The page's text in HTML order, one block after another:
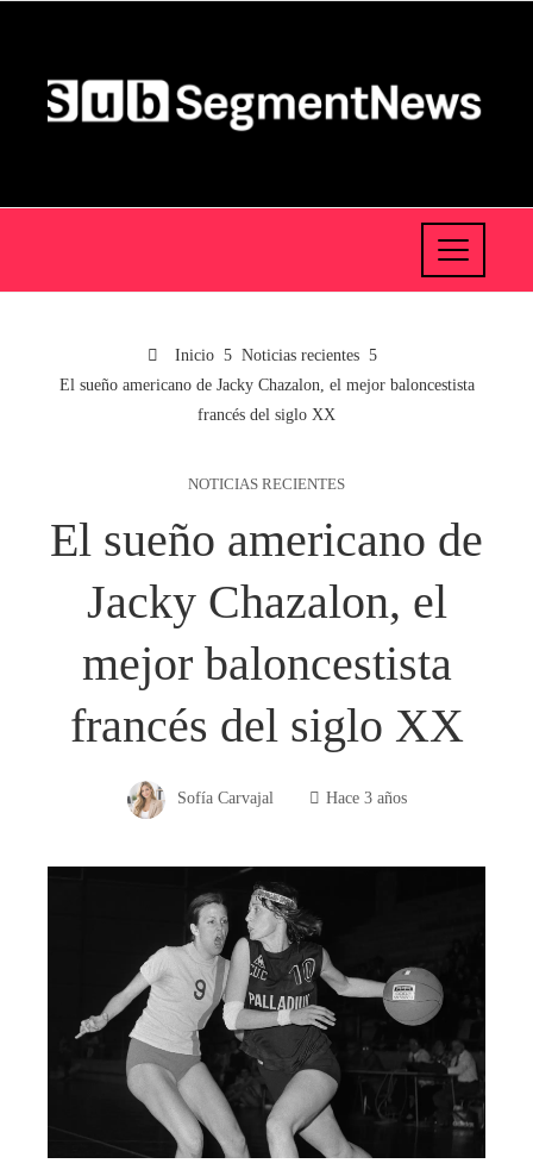
Inicio
Noticias recientes
El sueño americano de Jacky Chazalon, el mejor baloncestista
francés del siglo XX
NOTICIAS RECIENTES
El sueño americano de
Jacky Chazalon, el
mejor baloncestista
francés del siglo XX
Sofía Carvajal Hace 3 años